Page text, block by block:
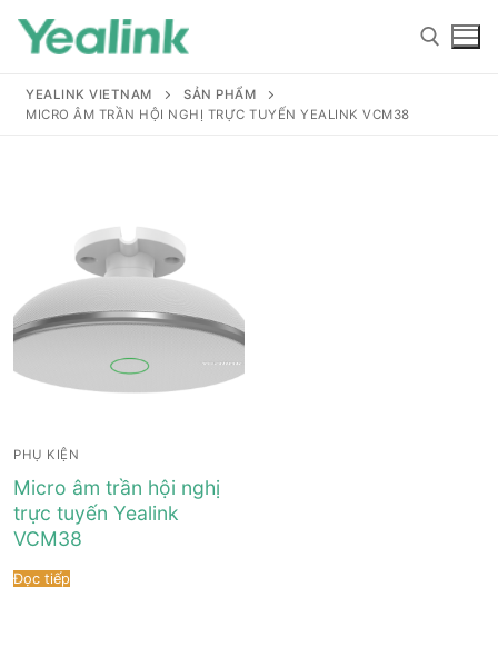
Home
Sản phẩm
Tài liệu hướng dẫn
Tài liệu hướng dẫn
Đại lý
Tin tức
YEALINK VIETNAM
SẢN PHẨM
MICRO ÂM TRẦN HỘI NGHỊ TRỰC TUYẾN YEALINK VCM38
PHỤ KIỆN
Micro âm trần hội nghị
trực tuyến Yealink
VCM38
Đọc tiếp